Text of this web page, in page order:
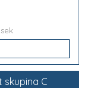
skupina C